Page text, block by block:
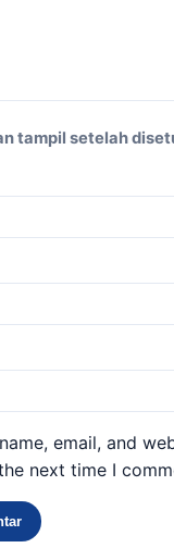
tampil setelah
email, and
next time I